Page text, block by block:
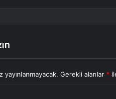
yayınlanmayacak. Gerekli alanlar *